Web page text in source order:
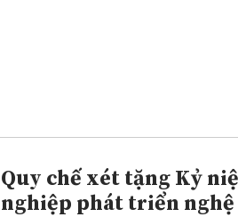
Quy chế xét tặng Kỷ
nghiệp phát triển